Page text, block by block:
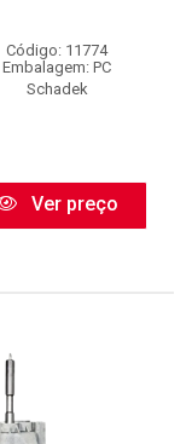
Código: 11774
Embalagem: PC
Schadek
Ver preço